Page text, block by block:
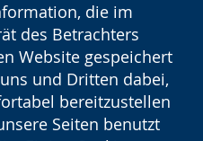
die im
des Betrachters
Website gespeichert
und Dritten dabei,
bereitzustellen
Seiten benutzt